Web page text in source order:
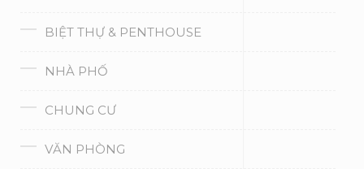
BIỆT THỰ & PENTHOUSE
NHÀ PHỐ
CHUNG CƯ
VĂN PHÒNG